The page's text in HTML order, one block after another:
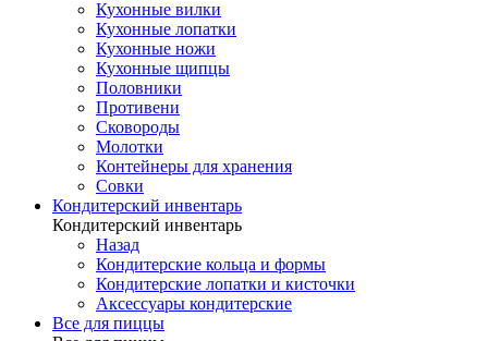
Кухонные вилки
Кухонные лопатки
Кухонные ножи
Кухонные щипцы
Половники
Противени
Сковороды
Молотки
Контейнеры для хранения
Совки
Кондитерский инвентарь
Кондитерский инвентарь
Назад
Кондитерские кольца и формы
Кондитерские лопатки и кисточки
Аксессуары кондитерские
Все для пиццы